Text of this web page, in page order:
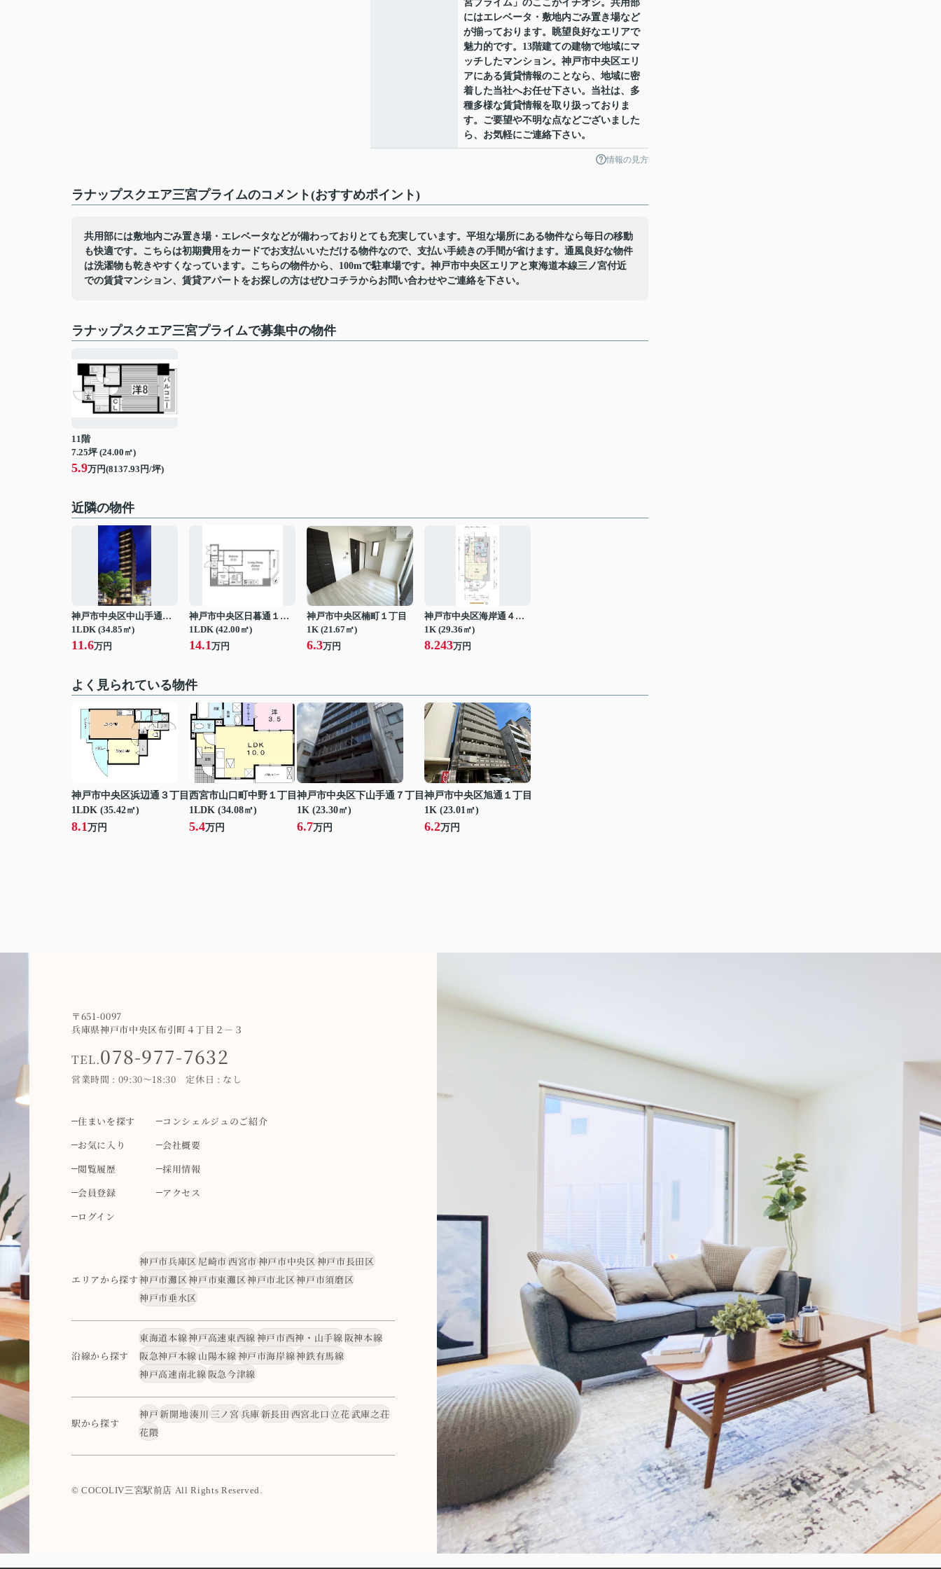
宮プライム」のここがイチオシ。共用部
にはエレベータ・敷地内ごみ置き場など
が揃っております。眺望良好なエリアで
魅力的です。13階建ての建物で地域にマ
ッチしたマンション。神戸市中央区エリ
アにある賃貸情報のことなら、地域に密
着した当社へお任せ下さい。当社は、多
種多様な賃貸情報を取り扱っておりま
す。ご要望や不明な点などございました
ら、お気軽にご連絡下さい。
情報の見方
ラナップスクエア三宮プライムのコメント(おすすめポイント)
共用部には敷地内ごみ置き場・エレベータなどが備わっておりとても充実しています。平坦な場所にある物件なら毎日の移動
も快適です。こちらは初期費用をカードでお支払いいただける物件なので、支払い手続きの手間が省けます。通風良好な物件
は洗濯物も乾きやすくなっています。こちらの物件から、100mで駐車場です。神戸市中央区エリアと東海道本線三ノ宮付近
での賃貸マンション、賃貸アパートをお探しの方はぜひコチラからお問い合わせやご連絡を下さい。
ラナップスクエア三宮プライムで募集中の物件
11階
7.25坪 (24.00㎡)
5.9万円(8137.93円/坪)
近隣の物件
神戸市中央区中山手通２丁目
1LDK (34.85㎡)
11.6万円
神戸市中央区日暮通１丁目
1LDK (42.00㎡)
14.1万円
神戸市中央区楠町１丁目
1K (21.67㎡)
6.3万円
神戸市中央区海岸通４丁目
1K (29.36㎡)
8.243万円
よく見られている物件
神戸市中央区浜辺通３丁目
1LDK (35.42㎡)
8.1万円
西宮市山口町中野１丁目
1LDK (34.08㎡)
5.4万円
神戸市中央区下山手通７丁目
1K (23.30㎡)
6.7万円
神戸市中央区旭通１丁目
1K (23.01㎡)
6.2万円
〒651-0097
兵庫県神戸市中央区布引町４丁目２－３
TEL.078-977-7632
営業時間 : 09:30～18:30 定休日 : なし
住まいを探す
コンシェルジュのご紹介
お気に入り
会社概要
閲覧履歴
採用情報
会員登録
アクセス
ログイン
エリアから探す
神戸市兵庫区 尼崎市 西宮市 神戸市中央区神戸市長田区
神戸市灘区神戸市東灘区神戸市北区神戸市須磨区
神戸市垂水区
沿線から探す
東海道本線神戸高速東西線 神戸市西神・山手線阪神本線
阪急神戸本線 山陽本線神戸市海岸線神鉄有馬線
神戸高速南北線阪急今津線
駅から探す
神戸新開地湊川三ノ宮兵庫新長田西宮北口 立花武庫之荘
花隈
© COCOLIV三宮駅前店 All Rights Reserved.